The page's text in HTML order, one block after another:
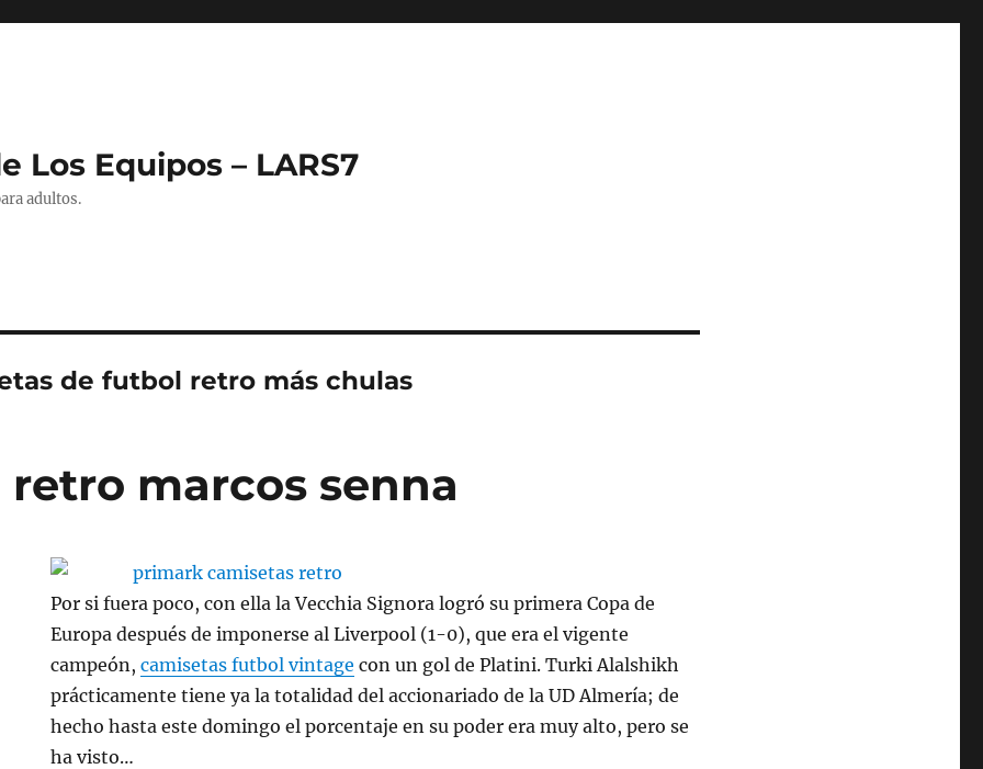
Los Equipos – LARS7
adultos.
de futbol retro más chulas
marcos senna
Por si fuera poco, con ella la Vecchia Signora logró su primera Copa de
Europa después de imponerse al Liverpool (1-0), que era el vigente
campeón,camisetas futbol vintage con un gol de Platini. Turki Alalshikh
prácticamente tiene ya la totalidad del accionariado de la UD Almería; de
hecho hasta este domingo el porcentaje en su poder era muy alto, pero se
ha visto…